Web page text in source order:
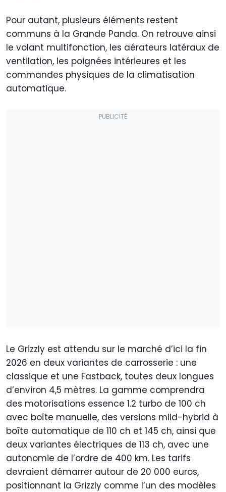
Pour autant, plusieurs éléments restent
communs à la Grande Panda. On retrouve ainsi
le volant multifonction, les aérateurs latéraux de
ventilation, les poignées intérieures et les
commandes physiques de la climatisation
automatique.
Le Grizzly est attendu sur le marché d’ici la fin
2026 en deux variantes de carrosserie : une
classique et une Fastback, toutes deux longues
d’environ 4,5 mètres. La gamme comprendra
des motorisations essence 1.2 turbo de 100 ch
avec boîte manuelle, des versions mild-hybrid à
boîte automatique de 110 ch et 145 ch, ainsi que
deux variantes électriques de 113 ch, avec une
autonomie de l’ordre de 400 km. Les tarifs
devraient démarrer autour de 20 000 euros,
positionnant la Grizzly comme l’un des modèles